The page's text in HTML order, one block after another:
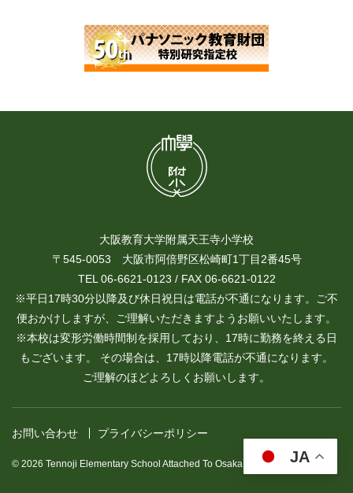
大阪教育大学附属天王寺小学校
〒545-0053 大阪市阿倍野区松崎町1丁目2番45号
TEL 06-6621-0123 / FAX 06-6621-0122
※平日17時30分以降及び休日祝日は電話が不通になります。ご不
便おかけしますが、ご理解いただきますようお願いいたします。
※本校は変形労働時間制を採用しており、17時に勤務を終える日
もございます。 その場合は、17時以降電話が不通になります。
ご理解のほどよろしくお願いします。
お問い合わせ プライバシーポリシー
© 2026 Tennoji Elementary School Attached To Osaka Kyoiku University.
JA